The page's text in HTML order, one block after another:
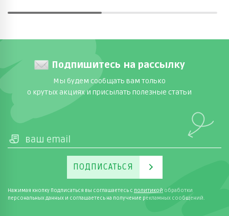
Подпишитесь на рассылку
Мы будем сообщать вам только
о крутых акциях и присылать полезные статьи
ПОДПИСАТЬСЯ
Нажимая кнопку Подписаться вы соглашаетесь с политикой обработки
персональных данных и соглашаетесь на получение рекламных сообщений.